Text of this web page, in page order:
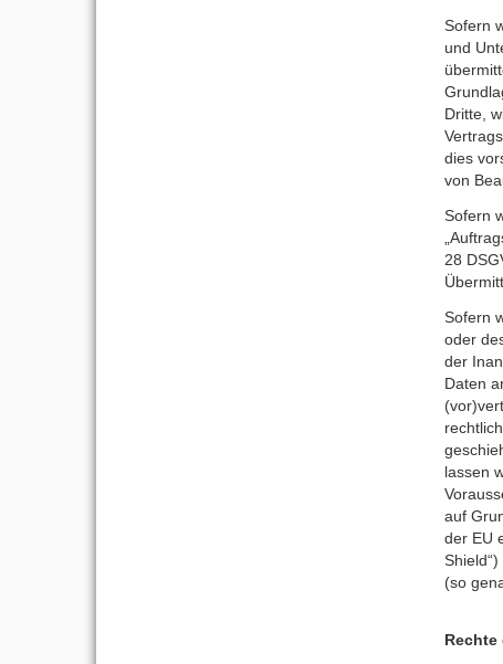
Sofern
und
Dritte,
dies
von
Sofern
28
Sofern
oder
der
Daten
lassen
auf
der EU
(so
Rechte